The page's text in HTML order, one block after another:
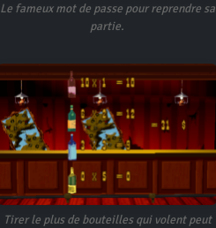
Le fameux mot de passe pour reprendre sa
partie.
Tirer le plus de bouteilles qui volent peut